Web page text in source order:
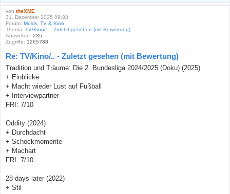
von theXME
31. Dezember 2025 09:33
Forum: Musik, TV & Kino
Thema: TV/Kino/.. - Zuletzt gesehen (mit Bewertung)
Antworten: 235
Zugriffe: 1265788
Re: TV/Kino/.. - Zuletzt gesehen (mit Bewertung)
Tradition und Träume: Die 2. Bundesliga 2024/2025 (Doku) (2025)
+ Einblicke
+ Macht wieder Lust auf Fußball
+ Interviewpartner
FRI: 7/10
Oddity (2024)
+ Durchdacht
+ Schockmomente
+ Machart
FRI: 7/10
28 days later (2022)
+ Stil